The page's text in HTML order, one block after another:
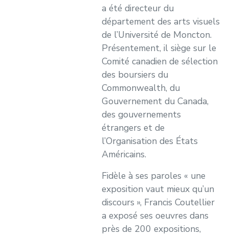
a été directeur du
département des arts visuels
de l’Université de Moncton.
Présentement, il siège sur le
Comité canadien de sélection
des boursiers du
Commonwealth, du
Gouvernement du Canada,
des gouvernements
étrangers et de
l’Organisation des États
Américains.
Fidèle à ses paroles « une
exposition vaut mieux qu’un
discours », Francis Coutellier
a exposé ses oeuvres dans
près de 200 expositions,